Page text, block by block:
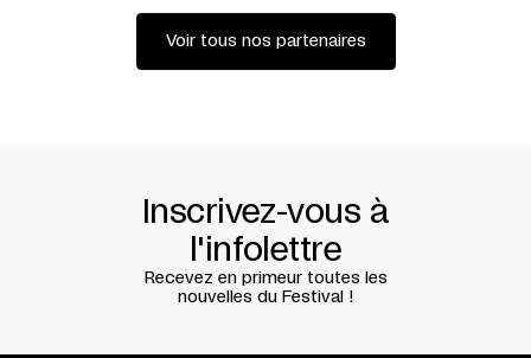
Voir tous nos partenaires
Inscrivez-vous à
l'infolettre
Recevez en primeur toutes les
nouvelles du Festival !